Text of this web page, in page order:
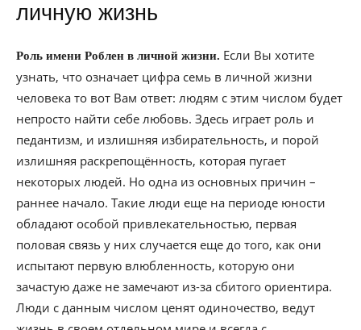
личную жизнь
Роль имени Роблен в личной жизни. Если Вы хотите
узнать, что означает цифра семь в личной жизни
человека то вот Вам ответ: людям с этим числом будет
непросто найти себе любовь. Здесь играет роль и
педантизм, и излишняя избирательность, и порой
излишняя раскрепощённость, которая пугает
некоторых людей. Но одна из основных причин –
раннее начало. Такие люди еще на периоде юности
обладают особой привлекательностью, первая
половая связь у них случается еще до того, как они
испытают первую влюбленность, которую они
зачастую даже не замечают из-за сбитого ориентира.
Люди с данным числом ценят одиночество, ведут